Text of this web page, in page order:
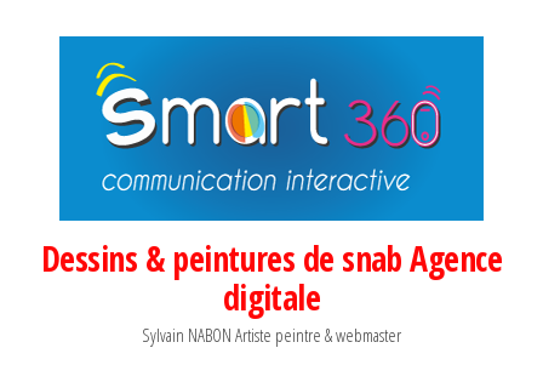
Dessins & peintures de snab Agence
digitale
Sylvain NABON Artiste peintre & webmaster